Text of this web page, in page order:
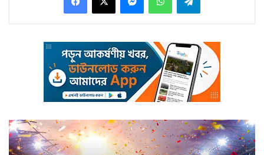
এসেছে অশ্বিনের আঙুলের খেলায়। ১৯৫ রানে সব উইকেট হারায়
ইংল্যান্ড। বিরাট নিয়ে ব্রিটিশ মিডিয়ায় যতই বিতর্ক জমাট বাঁধুক না
কেন, শেষ কথা হল জিত। আর সেই জিতটাই এদিন হেলায় বার
করে নিলেন বিরাটরা। ফলে ইংল্যান্ডের সঙ্গে ৫ ম্যাচের টেস্ট
সিরিজের পঞ্চম টেস্টটা নেহাই নিয়মরক্ষার ম্যাচ হয়ে গেল। কারণ
ইতিমধ্যেই ৪টি টেস্টের ৩টি জিতে সিরিজ পকেটে পুরেছে ভারত।
তবে পঞ্চম টেস্ট জিতে না হারার রেকর্ড অক্ষুণ্ণ রাখার চেষ্টা যে